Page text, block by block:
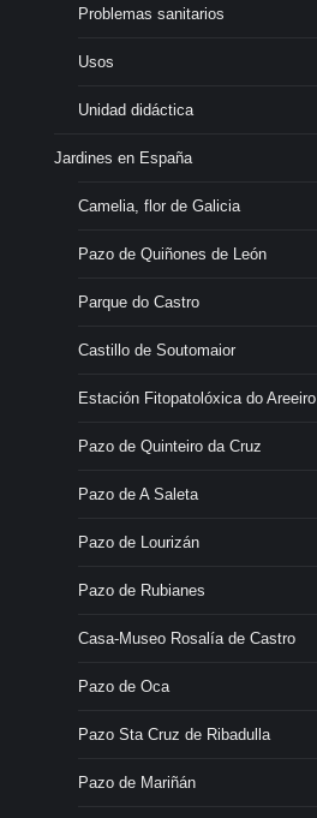
Problemas sanitarios
Usos
Unidad didáctica
Jardines en España
Camelia, flor de Galicia
Pazo de Quiñones de León
Parque do Castro
Castillo de Soutomaior
Estación Fitopatolóxica do Areeiro
Pazo de Quinteiro da Cruz
Pazo de A Saleta
Pazo de Lourizán
Pazo de Rubianes
Casa-Museo Rosalía de Castro
Pazo de Oca
Pazo Sta Cruz de Ribadulla
Pazo de Mariñán